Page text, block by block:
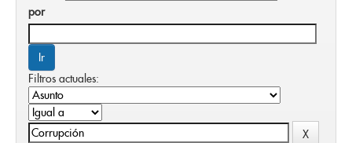
por
Filtros actuales: